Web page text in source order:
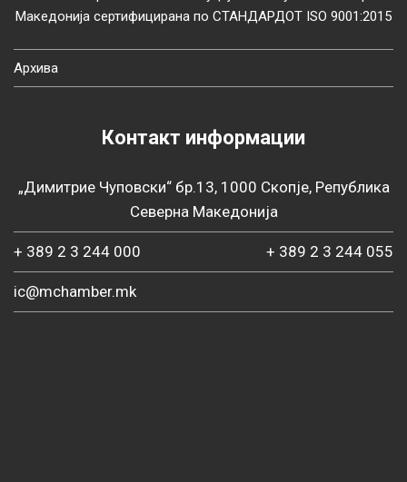
Македонија сертифицирана по СТАНДАРДОТ ISO 9001:2015
Архива
Контакт информации
„Димитрие Чуповски“ бр.13, 1000 Скопје, Република
Северна Македонија
+ 389 2 3 244 000 + 389 2 3 244 055
ic@mchamber.mk